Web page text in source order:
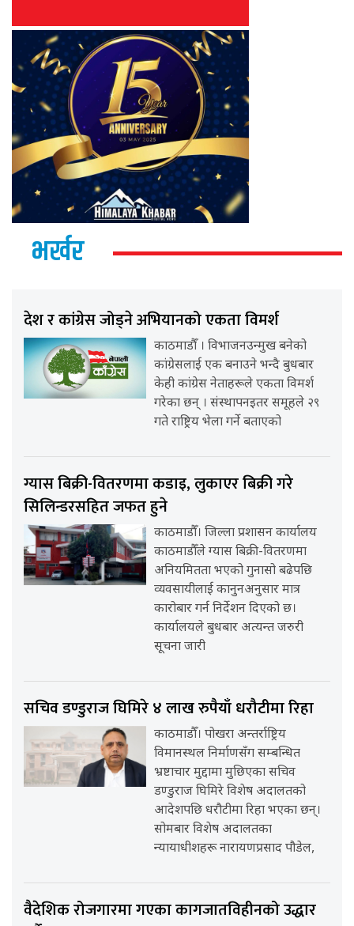
भर्खर
देश र कांग्रेस जोड्ने अभियानको एकता विमर्श
काठमाडौँ । विभाजनउन्मुख बनेको
कांग्रेसलाई एक बनाउने भन्दै बुधबार
केही कांग्रेस नेताहरूले एकता विमर्श
गरेका छन् । संस्थापनइतर समूहले २९
गते राष्ट्रिय भेला गर्ने बताएको
ग्यास बिक्री-वितरणमा कडाइ, लुकाएर बिक्री गरे
सिलिन्डरसहित जफत हुने
काठमाडौँ। जिल्ला प्रशासन कार्यालय
काठमाडौँले ग्यास बिक्री-वितरणमा
अनियमितता भएको गुनासो बढेपछि
व्यवसायीलाई कानुनअनुसार मात्र
कारोबार गर्न निर्देशन दिएको छ।
कार्यालयले बुधबार अत्यन्त जरुरी
सूचना जारी
सचिव डण्डुराज घिमिरे ४ लाख रुपैयाँ धरौटीमा रिहा
काठमाडौँ। पोखरा अन्तर्राष्ट्रिय
विमानस्थल निर्माणसँग सम्बन्धित
भ्रष्टाचार मुद्दामा मुछिएका सचिव
डण्डुराज घिमिरे विशेष अदालतको
आदेशपछि धरौटीमा रिहा भएका छन्।
सोमबार विशेष अदालतका
न्यायाधीशहरू नारायणप्रसाद पौडेल,
वैदेशिक रोजगारमा गएका कागजातविहीनको उद्धार